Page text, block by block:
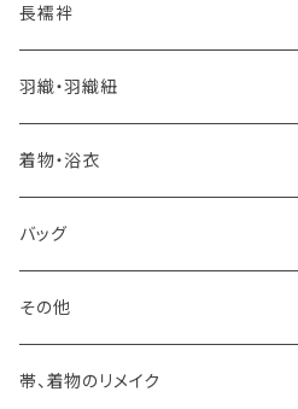
自宅で洗える！本麻長襦袢
憧れの高級カジュアル帯
河合美術織物 訪問着に合わせる袋帯
訪問着に合わせるフォーマル帯
３万円台♪高見え袋帯・名古屋帯
- 琉球帯
- 染め帯
- 袋帯・洒落袋帯
- 名古屋帯
八寸名古屋帯 (松葉仕立て)
- オールシーズン帯
- 夏帯
- 田中節子
- 京都 三浦清商店
- 大津工房 荒尾ちどり
-おびやオリジナル
長襦袢
羽織・羽織紐
-おびやオリジナル
着物・浴衣
バッグ
-おびやオリジナル
その他
-おびやオリジナル
帯、着物のリメイク